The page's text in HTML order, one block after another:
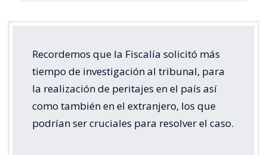
Recordemos que la Fiscalía solicitó más
tiempo de investigación al tribunal, para
la realización de peritajes en el país así
como también en el extranjero, los que
podrían ser cruciales para resolver el caso.